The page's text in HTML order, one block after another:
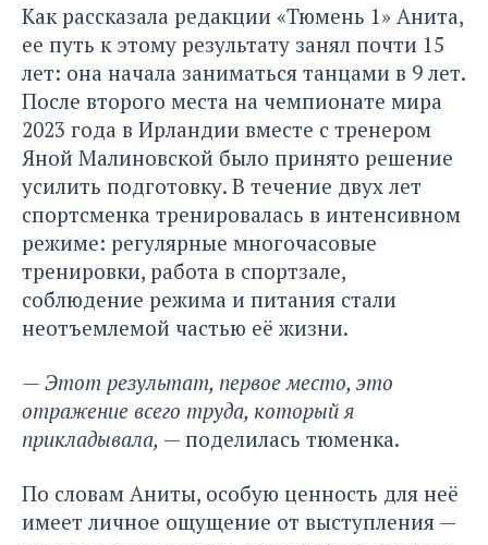
Как рассказала редакции «Тюмень 1» Анита,
ее путь к этому результату занял почти 15
лет: она начала заниматься танцами в 9 лет.
После второго места на чемпионате мира
2023 года в Ирландии вместе с тренером
Яной Малиновской было принято решение
усилить подготовку. В течение двух лет
спортсменка тренировалась в интенсивном
режиме: регулярные многочасовые
тренировки, работа в спортзале,
соблюдение режима и питания стали
неотъемлемой частью её жизни.
— Этот результат, первое место, это
отражение всего труда, который я
прикладывала, — поделилась тюменка.
По словам Аниты, особую ценность для неё
имеет личное ощущение от выступления —